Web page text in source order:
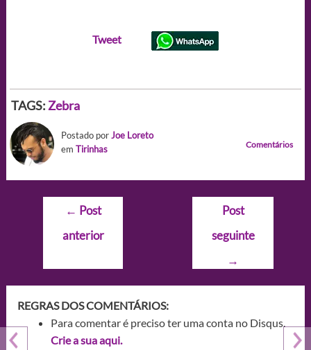
Tweet
TAGS: Zebra
Postado porJoe Loreto
em Tirinhas Comentários
Navegação
Post
← Post
anterior
Post
seguinte
→
REGRAS DOS COMENTÁRIOS:
Para comentar é preciso ter uma conta no Disqus.
Crie a sua aqui.